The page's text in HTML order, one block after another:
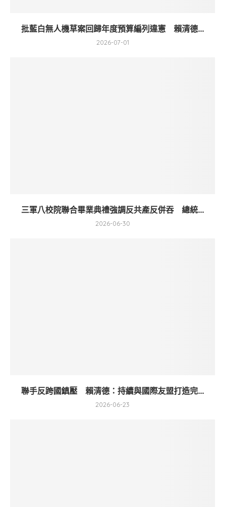
批藍白無人機草案回歸年度預算編列違憲 賴清德...
2026-07-01
三軍八校院聯合畢業典禮強調反共產反併吞 總統...
2026-06-30
聯手反跨國鎮壓 賴清德：持續與國際友盟打造完...
2026-06-23